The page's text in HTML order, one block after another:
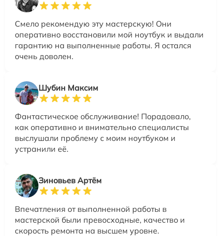
Смело рекомендую эту мастерскую! Они
оперативно восстановили мой ноутбук и выдали
гарантию на выполненные работы. Я остался
очень доволен.
Шубин Максим
Фантастическое обслуживание! Порадовало,
как оперативно и внимательно специалисты
выслушали проблему с моим ноутбуком и
устранили её.
Зиновьев Артём
Впечатления от выполненной работы в
мастерской были превосходные, качество и
скорость ремонта на высшем уровне.